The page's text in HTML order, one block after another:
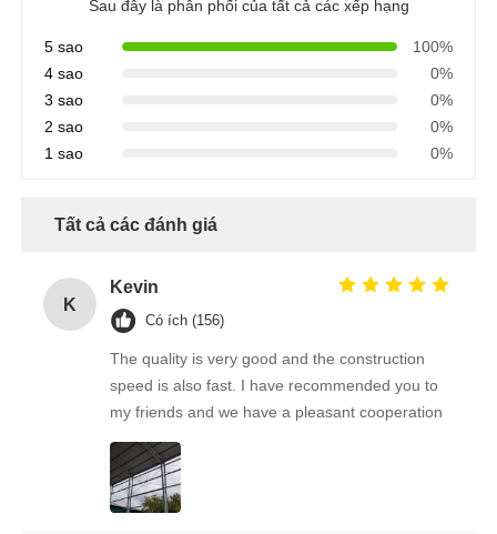
Sau đây là phân phối của tất cả các xếp hạng
5 sao
100%
4 sao
0%
3 sao
0%
2 sao
0%
1 sao
0%
Tất cả các đánh giá
K
Kevin
Có ích (156)
The quality is very good and the construction
speed is also fast. I have recommended you to
my friends and we have a pleasant cooperation